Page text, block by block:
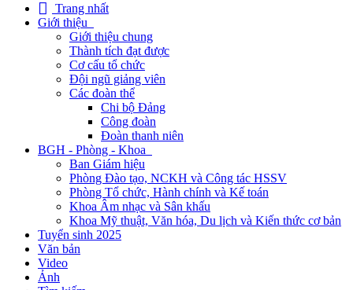
Trang nhất
Giới thiệu
Giới thiệu chung
Thành tích đạt được
Cơ cấu tổ chức
Đội ngũ giảng viên
Các đoàn thể
Chi bộ Đảng
Công đoàn
Đoàn thanh niên
BGH - Phòng - Khoa
Ban Giám hiệu
Phòng Đào tạo, NCKH và Công tác HSSV
Phòng Tổ chức, Hành chính và Kế toán
Khoa Âm nhạc và Sân khấu
Khoa Mỹ thuật, Văn hóa, Du lịch và Kiến thức cơ bản
Tuyển sinh 2025
Văn bản
Video
Ảnh